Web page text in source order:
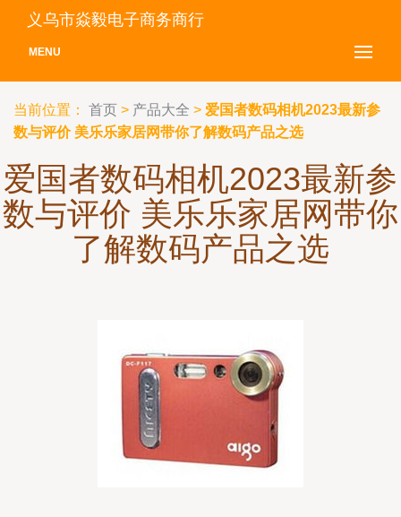
义乌市焱毅电子商务商行
MENU
当前位置： 首页 > 产品大全 > 爱国者数码相机2023最新参
数与评价 美乐乐家居网带你了解数码产品之选
爱国者数码相机2023最新参
数与评价 美乐乐家居网带你
了解数码产品之选